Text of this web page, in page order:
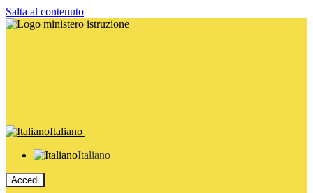
Salta al contenuto
Italiano
Italiano
Accedi